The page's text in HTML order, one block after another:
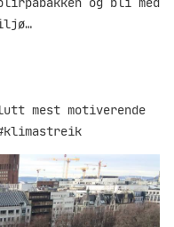
mest motiverende